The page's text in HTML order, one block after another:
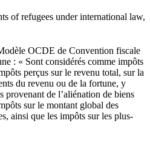
of refugees under international law,
OCDE de Convention fiscale
: « Sont considérés comme impôts
perçus sur le revenu total, sur la
du revenu ou de la fortune, y
provenant de l’aliénation de biens
sur le montant global des
ainsi que les impôts sur les plus-